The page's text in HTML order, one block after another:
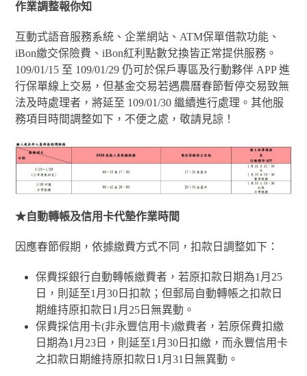
作業調整報你知
互動式語音服務系統、企業網站、ATM保單借款功能、
iBon繳交保險費、iBon紅利點數兌換皆正常提供服務。
109/01/15 至 109/01/29 仍可於保戶專區及行動夥伴 APP 進
行保單線上交易，但基金交易若遇農曆春節暫停交易致無
法及時處理者，將延至 109/01/30 繼續進行處理。其他服
務項目時間調整如下，不便之處，敬請見諒！
★自動轉帳及信用卡代墊作業時間
因應春節假期，依據繳費方式不同，扣款日調整如下：
保費採銀行自動轉帳繳費者，若原扣款日期為1月25
日，則延至1月30日扣款；但郵局自動轉帳之扣款日
期維持原扣款日1月25日無異動。
保費採信用卡(非永豐信用卡)繳費者，若原保費扣繳
日期為1月23日，則延至1月30日扣繳，而永豐信用卡
之扣款日期維持原扣款日1月31日無異動。